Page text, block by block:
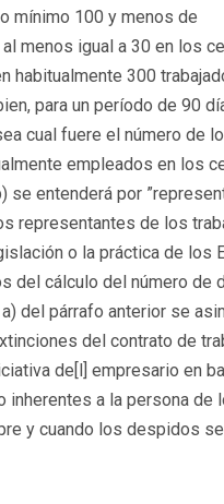
mínimo 100 y menos de
menos igual a 30 en los
habitualmente 300
para un período de 90
cual fuere el número de
empleados en los
se entenderá por
representantes de los
o la práctica de los
del cálculo del número de
del párrafo anterior se
del contrato de
de[l] empresario en
inherentes a la persona de
y cuando los despidos